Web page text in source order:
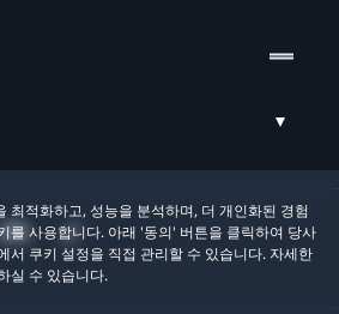
최적화하고, 성능을 분석하며, 더 개인화된 경험
를 사용합니다. 아래 '동의' 버튼을 클릭하여 당사
서 쿠키 설정을 직접 관리할 수 있습니다. 자세한
실 수 있습니다.